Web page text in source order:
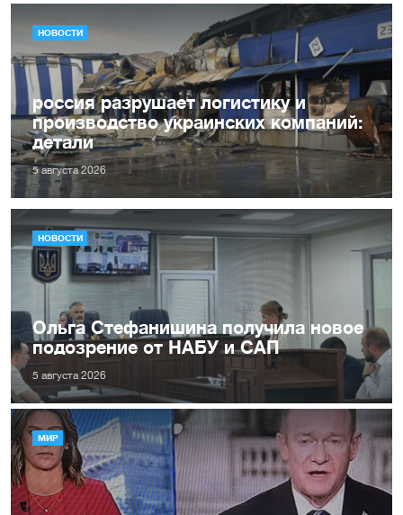
НОВОСТИ
россия разрушает логистику и
производство украинских компаний:
детали
5 августа 2026
НОВОСТИ
Ольга Стефанишина получила новое
подозрение от НАБУ и САП
5 августа 2026
МИР